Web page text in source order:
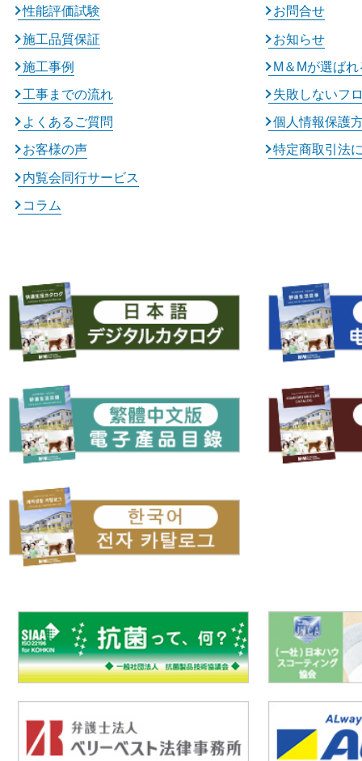
性能評価試験
施工品質保証
施工事例
工事までの流れ
よくあるご質問
お客様の声
内覧会同行サービス
コラム
お問合せ
お知らせ
M＆Mが選ば
失敗しないフ
個人情報保護
特定商取引法